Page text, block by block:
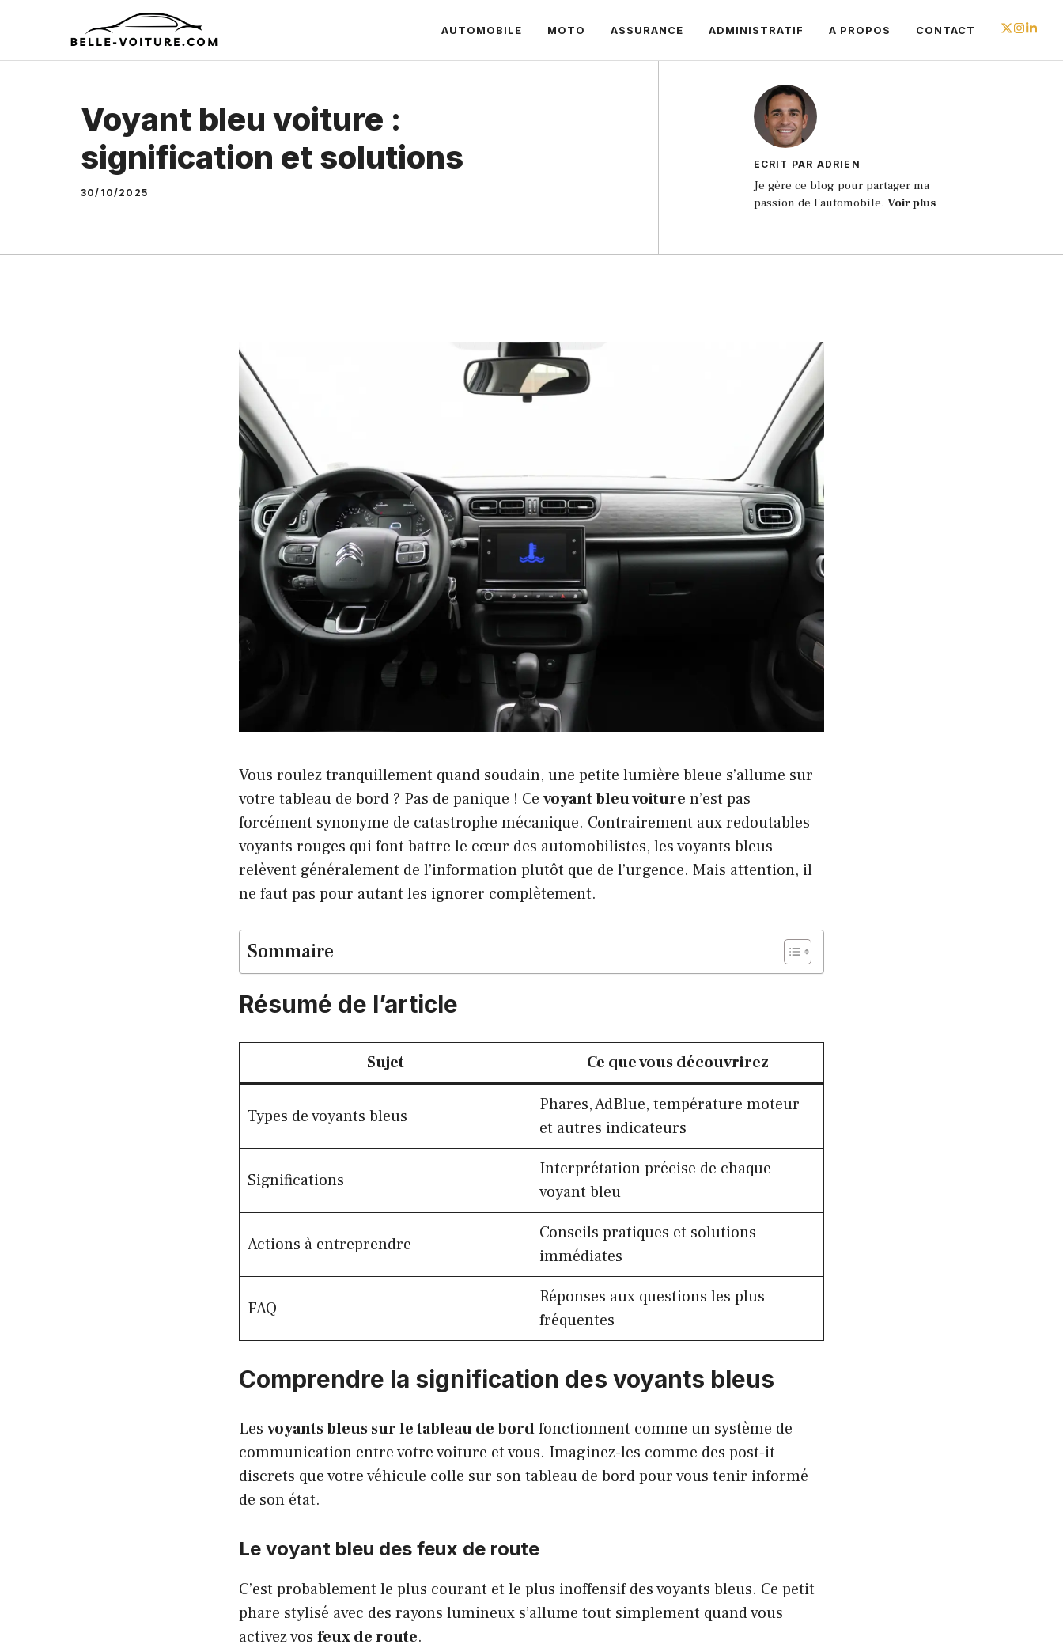
contenu
AUTOMOBILE MOTO ASSURANCE ADMINISTRATIF A PROPOS CONTACT
Voyant bleu voiture :
signification et solutions
30/10/2025
ECRIT PAR ADRIEN
Je gère ce blog pour partager ma
passion de l'automobile. Voir plus
Vous roulez tranquillement quand soudain, une petite lumière bleue s’allume sur
votre tableau de bord ? Pas de panique ! Ce voyant bleu voiture n’est pas
forcément synonyme de catastrophe mécanique. Contrairement aux redoutables
voyants rouges qui font battre le cœur des automobilistes, les voyants bleus
relèvent généralement de l’information plutôt que de l’urgence. Mais attention, il
ne faut pas pour autant les ignorer complètement.
Sommaire
Résumé de l’article
Sujet Ce que vous découvrirez
Types de voyants bleus
Phares, AdBlue, température moteur
et autres indicateurs
Significations
Interprétation précise de chaque
voyant bleu
Actions à entreprendre
Conseils pratiques et solutions
immédiates
FAQ
Réponses aux questions les plus
fréquentes
Comprendre la signification des voyants bleus
Les voyants bleus sur le tableau de bordfonctionnent comme un système de
communication entre votre voiture et vous. Imaginez-les comme des post-it
discrets que votre véhicule colle sur son tableau de bord pour vous tenir informé
de son état.
Le voyant bleu des feux de route
C’est probablement le plus courant et le plus inoffensif des voyants bleus. Ce petit
phare stylisé avec des rayons lumineux s’allume tout simplement quand vous
activez vos feux de route.